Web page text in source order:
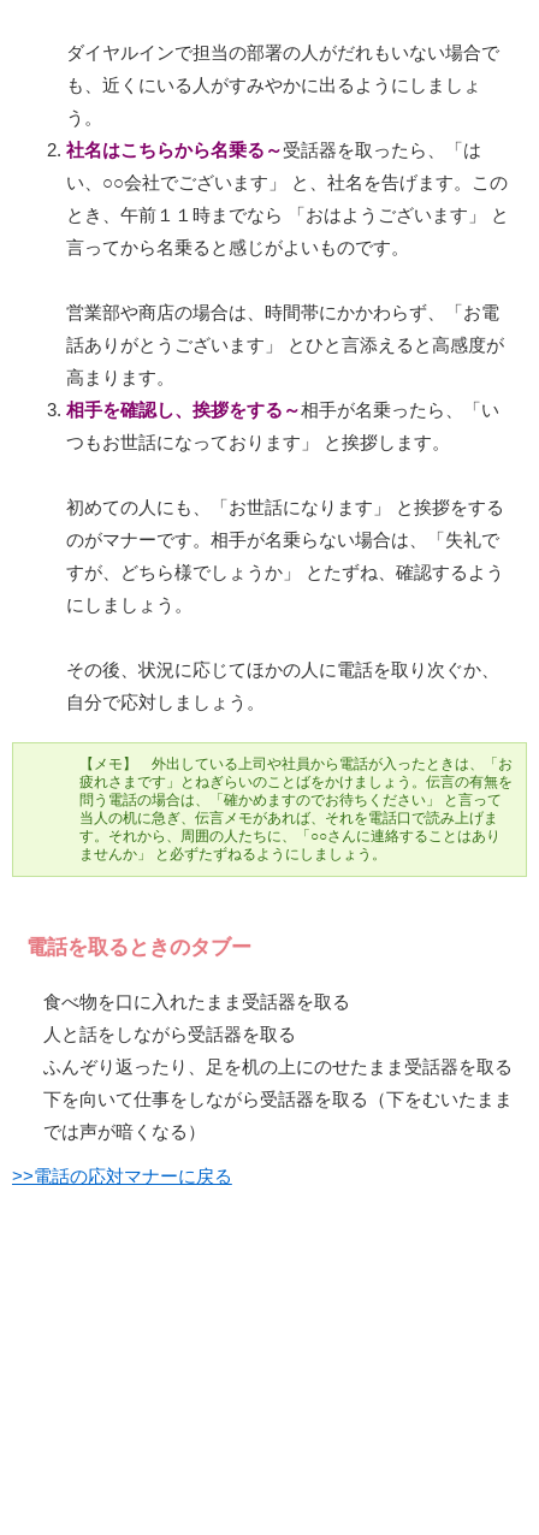
ダイヤルインで担当の部署の人がだれもいない場合で
も、近くにいる人がすみやかに出るようにしましょ
う。
社名はこちらから名乗る～受話器を取ったら、「は
い、○○会社でございます」 と、社名を告げます。この
とき、午前１１時までなら 「おはようございます」 と
言ってから名乗ると感じがよいものです。
営業部や商店の場合は、時間帯にかかわらず、「お電
話ありがとうございます」 とひと言添えると高感度が
高まります。
相手を確認し、挨拶をする～相手が名乗ったら、「い
つもお世話になっております」 と挨拶します。
初めての人にも、「お世話になります」 と挨拶をする
のがマナーです。相手が名乗らない場合は、「失礼で
すが、どちら様でしょうか」 とたずね、確認するよう
にしましょう。
その後、状況に応じてほかの人に電話を取り次ぐか、
自分で応対しましょう。
【メモ】 外出している上司や社員から電話が入ったときは、「お
疲れさまです」とねぎらいのことばをかけましょう。伝言の有無を
問う電話の場合は、「確かめますのでお待ちください」 と言って
当人の机に急ぎ、伝言メモがあれば、それを電話口で読み上げま
す。それから、周囲の人たちに、「○○さんに連絡することはあり
ませんか」 と必ずたずねるようにしましょう。
電話を取るときのタブー
食べ物を口に入れたまま受話器を取る
人と話をしながら受話器を取る
ふんぞり返ったり、足を机の上にのせたまま受話器を取る
下を向いて仕事をしながら受話器を取る（下をむいたまま
では声が暗くなる）
>>電話の応対マナーに戻る